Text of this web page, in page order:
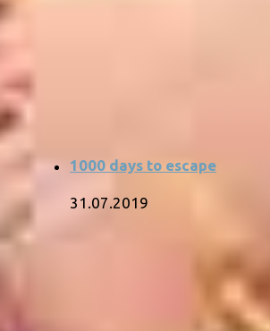
1000 days to escape
31.07.2019